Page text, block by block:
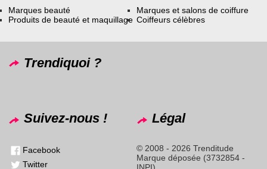
Marques beauté
Produits de beauté et maquillage
Marques et salons de coiffure
Coiffeurs célèbres
Trendiquoi ?
Suivez-nous !
Facebook
Twitter
Légal
© 2008 - 2026 Trenditude
Marque déposée (3732854 -